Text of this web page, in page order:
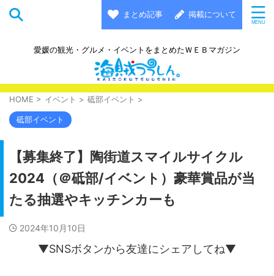
まとめ記事 掲載について
愛媛の観光・グルメ・イベントをまとめたＷＥＢマガジン
HOME > イベント > 砥部イベント >
砥部イベント
【募集終了】陶街道スマイルサイクル
2024（＠砥部/イベント）豪華賞品が当
たる抽選やキッチンカーも
2024年10月10日
▼SNSボタンから友達にシェアしてね▼